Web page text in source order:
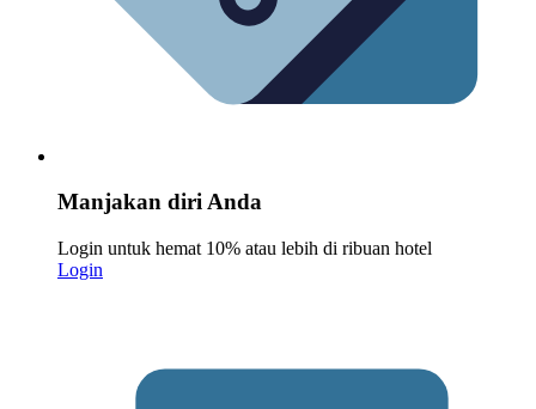
Manjakan diri Anda
Login untuk hemat 10% atau lebih di ribuan hotel
Login